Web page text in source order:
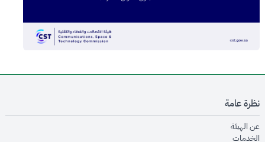
نظرة عامة
عن الهيئةopens in new window
الخدماتopens in new window